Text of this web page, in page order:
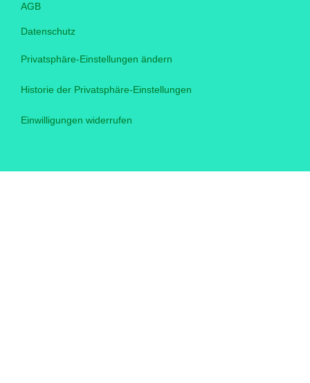
AGB
Datenschutz
Privatsphäre-Einstellungen ändern
Historie der Privatsphäre-Einstellungen
Einwilligungen widerrufen